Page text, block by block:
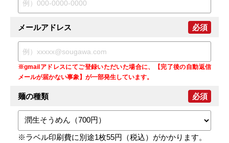
メールアドレス 必須
※gmailアドレスにてご登録いただいた場合に、【完了後の自動返信
メールが届かない事象】が一部発生しています。
麺の種類 必須
※ラベル印刷費に別途1枚55円（税込）がかかります。